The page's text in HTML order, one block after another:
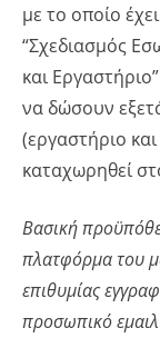
με το οποίο
“Σχεδιασμός
και
να δώσουν
(εργαστήριο
καταχωρηθεί
Βασική
πλατφόρμα του
επιθυμίας
προσωπικό